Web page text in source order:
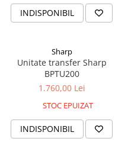
INDISPONIBIL
Sharp
Unitate transfer Sharp
BPTU200
1.760,00 Lei
STOC EPUIZAT
INDISPONIBIL